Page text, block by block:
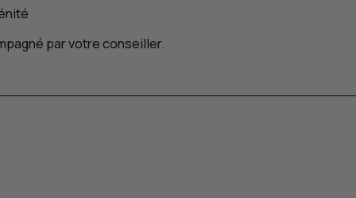
par votre conseiller.